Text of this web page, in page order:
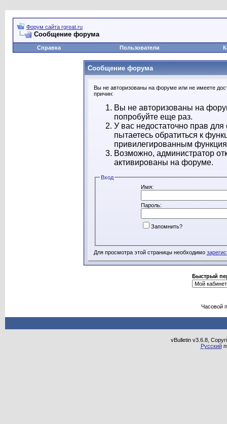
Форум сайта rgreat.ru
Сообщение форума
Справка Пользователи
Сообщение форума
Вы не авторизованы на форуме или не имеете
причин:
Вы не авторизованы на
попробуйте еще раз.
У вас недостаточно прав
пытаетесь обратиться к
привилегированным
Возможно, администратор
активированы на форуме.
Вход
Имя:
Пароль:
Запомнить?
Для просмотра этой страницы необходимо
Быстрый
Часовой
vBulletin v3.6.8,
Русский